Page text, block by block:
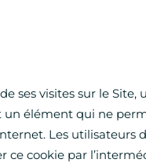
ses visites sur le
un élément qui ne
Les
ce cookie par